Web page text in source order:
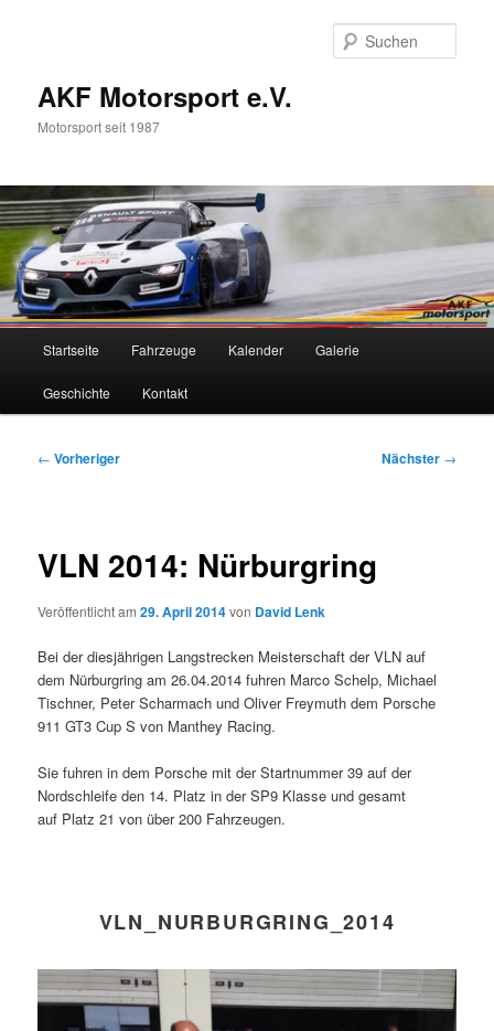
AKF Motorsport e.V.
Motorsport seit 1987
Startseite Fahrzeuge Kalender Galerie
Geschichte Kontakt
Beitragsnavigation
← Vorheriger Nächster →
VLN 2014: Nürburgring
Veröffentlicht am29. April 2014von David Lenk
Bei der diesjährigen Langstrecken Meisterschaft der VLN auf
dem Nürburgring am 26.04.2014 fuhren Marco Schelp, Michael
Tischner, Peter Scharmach und Oliver Freymuth dem Porsche
911 GT3 Cup S von Manthey Racing.
Sie fuhren in dem Porsche mit der Startnummer 39 auf der
Nordschleife den 14. Platz in der SP9 Klasse und gesamt
auf Platz 21 von über 200 Fahrzeugen.
VLN_NURBURGRING_2014